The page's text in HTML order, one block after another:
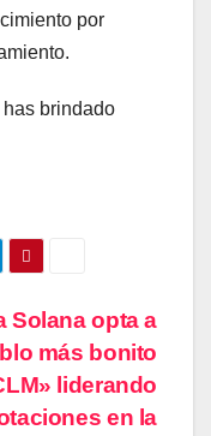
por
brindado
Solana opta a
más bonito
liderando
en la